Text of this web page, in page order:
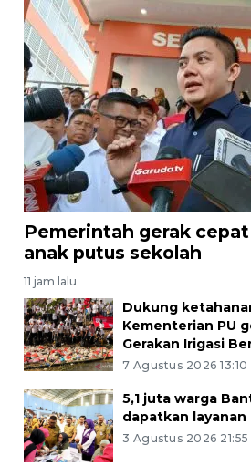
Pemerintah gerak
anak putus sekolah
11 jam lalu
Dukung
Kementerian PU
Gerakan Irigasi
7 Agustus 2026 13:10
5,1 juta warga
dapatkan layanan
3 Agustus 2026 21:55